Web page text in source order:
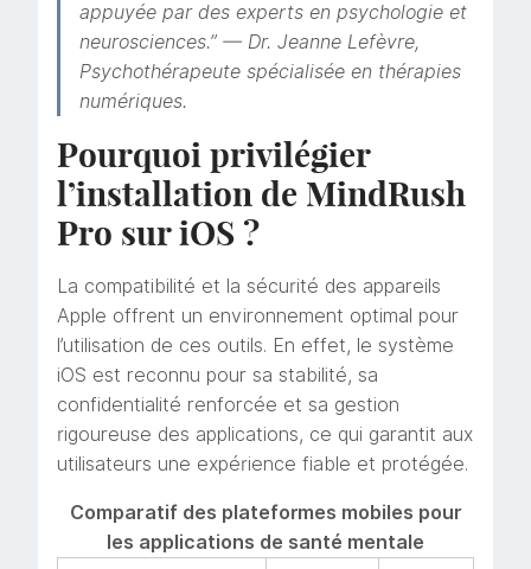
appuyée par des experts en psychologie et
neurosciences.” — Dr. Jeanne Lefèvre,
Psychothérapeute spécialisée en thérapies
numériques.
Pourquoi privilégier
l’installation de MindRush
Pro sur iOS ?
La compatibilité et la sécurité des appareils
Apple offrent un environnement optimal pour
l’utilisation de ces outils. En effet, le système
iOS est reconnu pour sa stabilité, sa
confidentialité renforcée et sa gestion
rigoureuse des applications, ce qui garantit aux
utilisateurs une expérience fiable et protégée.
Comparatif des plateformes mobiles pour
les applications de santé mentale